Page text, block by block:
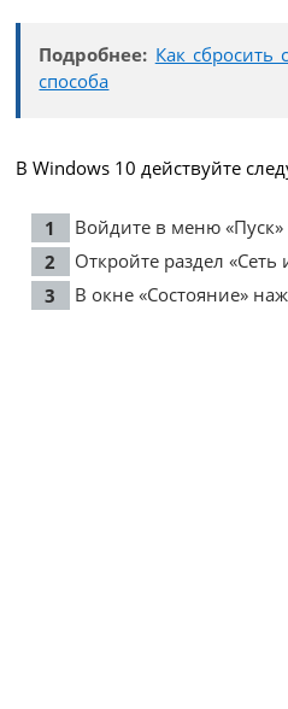
Подробнее: Как
способа
В Windows 10 действуйте
Войдите в меню
Откройте раздел «Сеть
В окне «Состояние»